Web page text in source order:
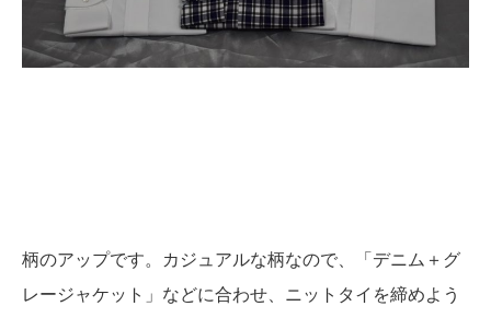
柄のアップです。カジュアルな柄なので、「デニム＋グ
レージャケット」などに合わせ、ニットタイを締めよう